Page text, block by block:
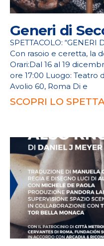
Generi di
SPETTACOLO: “GENERI
Con rasoio e ceretta, la
Orari:Dal 16 al 19
ore 17:00 Luogo: Teatro
Avolio 60, Roma Di e
SCOPRI LO